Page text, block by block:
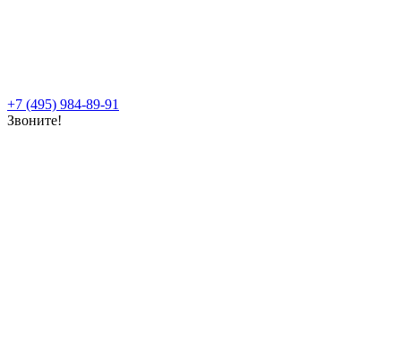
+7 (495) 984-89-91
Звоните!